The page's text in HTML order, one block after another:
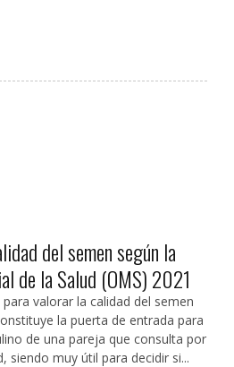
del semen según la
de la Salud (OMS) 2021
valorar la calidad del semen
la puerta de entrada para
de una pareja que consulta por
siendo muy útil para decidir si...